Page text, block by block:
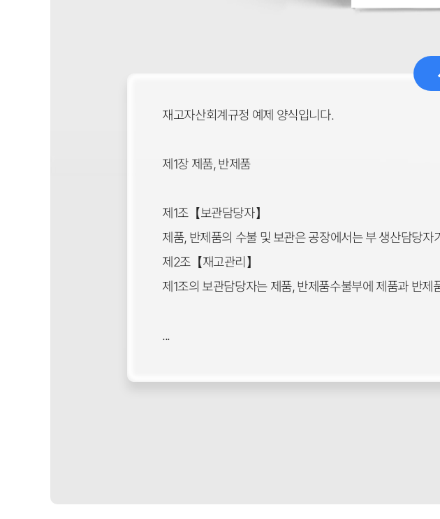
재고자산회계규정 예제 양식입니다.
제1장 제품, 반제품
제1조【보관담당자】
제품, 반제품의 수불 및 보관은 공장에서는 부 생산담당
제2조【재고관리】
제1조의 보관담당자는 제품, 반제품수불부에 제품과 반
...